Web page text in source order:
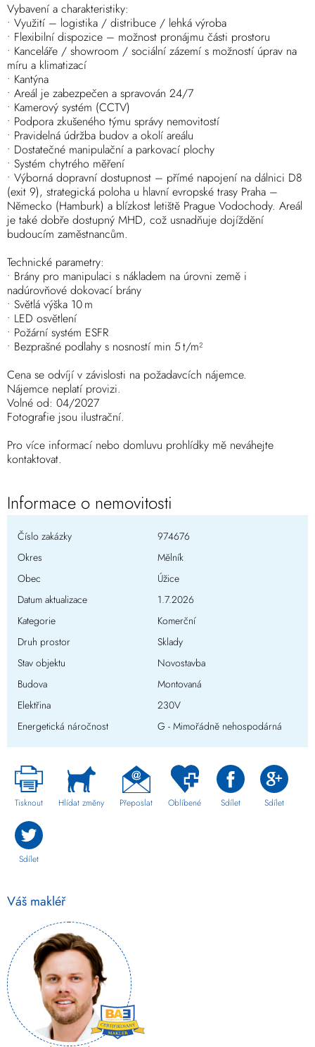
Vybavení a charakteristiky:
• Využití – logistika / distribuce / lehká výroba
• Flexibilní dispozice – možnost pronájmu části prostoru
• Kanceláře / showroom / sociální zázemí s možností úprav na
míru a klimatizací
• Kantýna
• Areál je zabezpečen a spravován 24/7
• Kamerový systém (CCTV)
• Podpora zkušeného týmu správy nemovitostí
• Pravidelná údržba budov a okolí areálu
• Dostatečné manipulační a parkovací plochy
• Systém chytrého měření
• Výborná dopravní dostupnost – přímé napojení na dálnici D8
(exit 9), strategická poloha u hlavní evropské trasy Praha –
Německo (Hamburk) a blízkost letiště Prague Vodochody. Areál
je také dobře dostupný MHD, což usnadňuje dojíždění
budoucím zaměstnancům.
Technické parametry:
• Brány pro manipulaci s nákladem na úrovni země i
nadúrovňové dokovací brány
• Světlá výška 10 m
• LED osvětlení
• Požární systém ESFR
• Bezprašné podlahy s nosností min 5 t/m²
Cena se odvíjí v závislosti na požadavcích nájemce.
Nájemce neplatí provizi.
Volné od: 04/2027
Fotografie jsou ilustrační.
Pro více informací nebo domluvu prohlídky mě neváhejte
kontaktovat.
Informace o nemovitosti
Číslo zakázky
974676
Okres
Mělník
Obec
Úžice
Datum aktualizace
1.7.2026
Kategorie
Komerční
Druh prostor
Sklady
Stav objektu
Novostavba
Budova
Montovaná
Elektřina
230V
Energetická náročnost
G - Mimořádně nehospodárná
Tisknout Hlídat změny Přeposlat Oblíbené Sdílet Sdílet
Sdílet
Váš makléř